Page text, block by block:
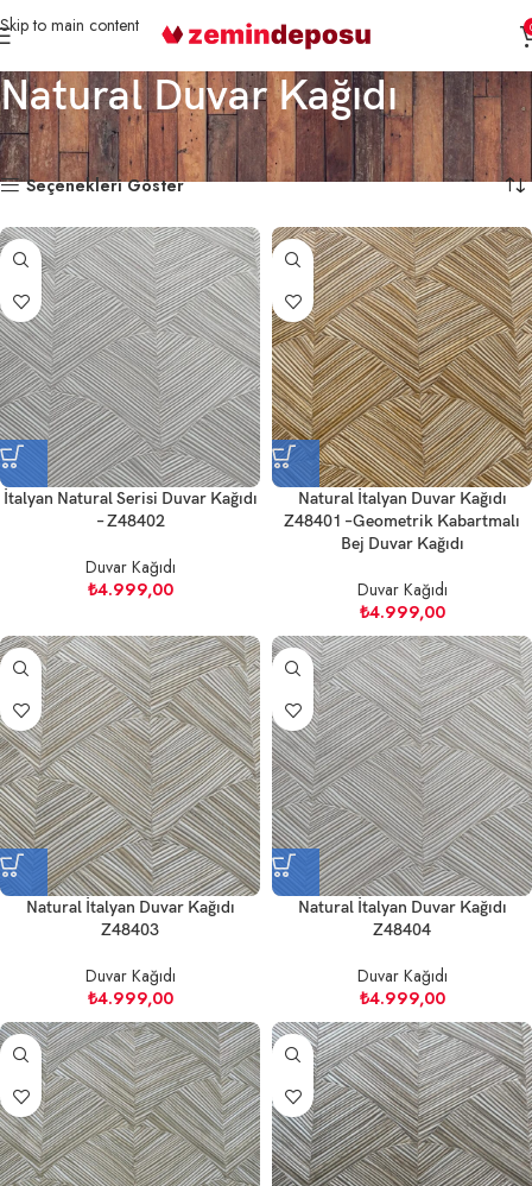
Skip to main content
Natural Duvar Kağıdı
Ana Sayfa Markalar Natural Duvar Kağıdı 12 sonucun tümü gösteriliyor
Seçenekleri Göster
İtalyan Natural Serisi Duvar Kağıdı
– Z48402
Duvar Kağıdı
₺4.999,00
Natural İtalyan Duvar Kağıdı
Z48401 –Geometrik Kabartmalı
Bej Duvar Kağıdı
Duvar Kağıdı
₺4.999,00
Natural İtalyan Duvar Kağıdı
Z48403
Duvar Kağıdı
₺4.999,00
Natural İtalyan Duvar Kağıdı
Z48404
Duvar Kağıdı
₺4.999,00